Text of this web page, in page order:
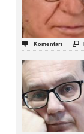
 Komentari 